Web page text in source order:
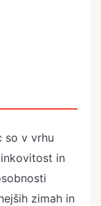
so v vrhu
in
zimah in